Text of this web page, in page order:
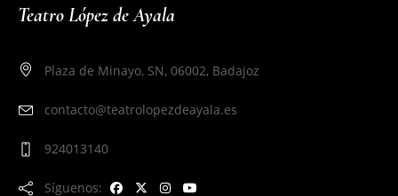
Teatro López de Ayala
Plaza de Minayo, SN, 06002, Badajoz
contacto@teatrolopezdeayala.es
924013140
Síguenos: